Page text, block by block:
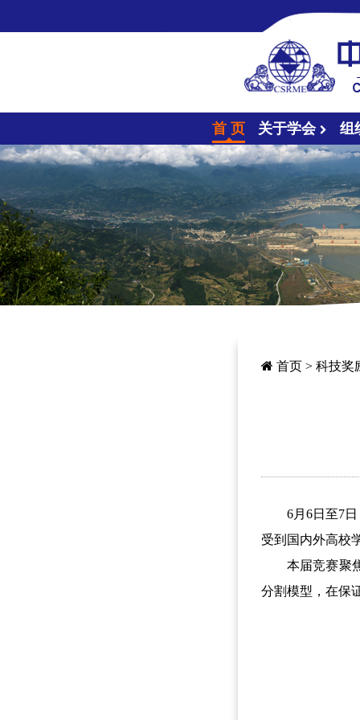
首 页 关于学会 组
首页 > 科技奖
6月6日至7日，
受到国内外高校
本届竞赛聚焦
分割模型，在保